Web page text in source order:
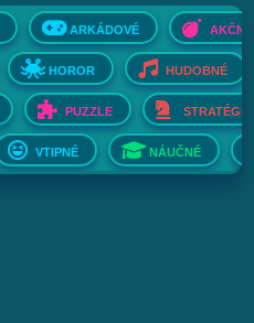
ARKÁDOVÉ AKČNÉ
HOROR HUDOBNÉ
PUZZLE STRATÉGIE
VTIPNÉ NÁUČNÉ